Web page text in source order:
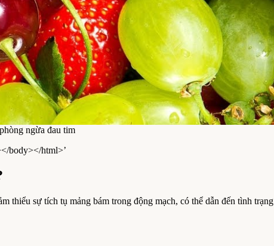
ngừa đau tim
body></html>’
thiểu sự tích tụ mảng bám trong động mạch, có thể dẫn đến tình trạng